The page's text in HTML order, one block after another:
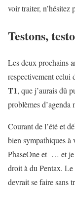
voir traiter, n’hésitez
Testons,
Les deux prochains
respectivement celui
T1, que j’aurais dû
problèmes d’agenda
Courant de l’été et
bien sympathiques
PhaseOne et … et je
droit à du Pentax.
devrait se faire sans